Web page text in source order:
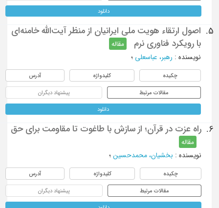
دانلود
5.
اصول ارتقاء هویت ملی ایرانیان از منظر آیت‌الله خامنه‌ای
با رویکرد فناوری نرم
مقاله
نویسنده: رهبر، عباسعلی ؛
چکیده کلیدواژه آدرس
مقالات مرتبط پیشنهاد دیگران
دانلود
6. راه عزت در قرآن؛ از سازش با طاغوت تا مقاومت برای حق
مقاله
نویسنده: بخشیان، محمدحسین؛
چکیده کلیدواژه آدرس
مقالات مرتبط پیشنهاد دیگران